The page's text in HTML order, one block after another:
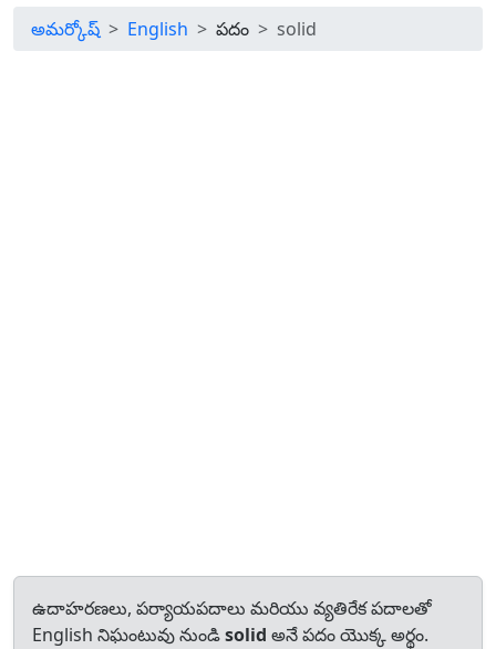
అమర్కోష్ English పదం solid
ఉదాహరణలు, పర్యాయపదాలు మరియు వ్యతిరేక పదాలతో
English నిఘంటువు నుండిsolid అనే పదం యొక్క అర్థం.